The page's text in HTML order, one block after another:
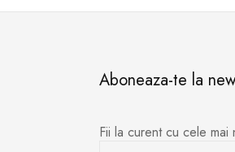
Aboneaza-te la
Fii la curent cu cele mai